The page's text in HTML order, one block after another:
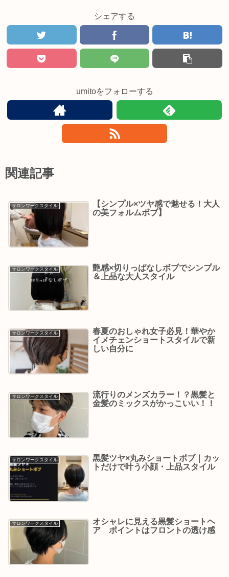
シェアする
umitoをフォローする
関連記事
サロンワークスタイル
【シンプル×ツヤ感で魅せる！大人
の美フォルムボブ】
サロンワークスタイル
艶感×切りっぱなしボブでシンプル
＆上品な大人スタイル
サロンワークスタイル
春夏のおしゃれ女子必見！華やか
イメチェンショートスタイルで新
しい自分に
サロンワークスタイル
流行りのメンズカラー！？黒髪と
金髪のミックスがかっこいい！！
サロンワークスタイル
黒髪ツヤ×丸みショートボブ｜カッ
トだけで叶う小顔・上品スタイル
サロンワークスタイル
オシャレに見える黒髪ショートヘ
ア ポイントはフロントの透け感